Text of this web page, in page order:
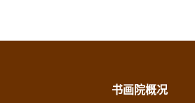
书画院概况